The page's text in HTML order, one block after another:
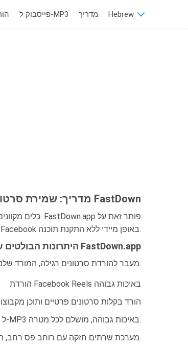
פייסבוק ל-MP3 מדריך Hebrew
מדריך: שמירת סרטוני פייסבוק עם FastDown
ידי הצעת פתרון פרימיום מבוסס דפדפן להורדת כל תוכן מ-Facebook באופן מיידי ללא התקנת תוכנה.
היתרונות הבולטים של FastDown.app
מעבר להורדת סרטונים רגילה, המורד שלנו מציע תכונות מגוונות:
הורדת Facebook Reels באיכות גבוהה
הורד בקלות סרטונים פרטיים ותוכן
ממיר Facebook ל-MP3 באיכות גבוהה, מושלם לכל מטרה.
מערכת שרתים חזקה עם רוחב פס רחב, המבטיחה שתהליך העיבוד וההורדה יושלם תוך שניות.